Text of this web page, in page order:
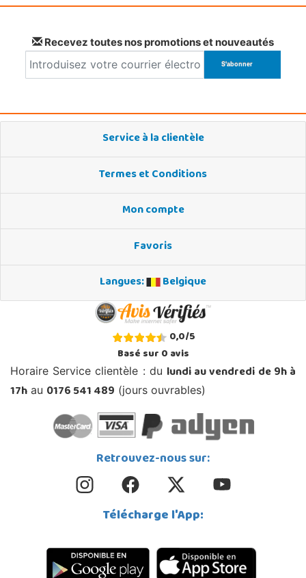
Recevez toutes nos promotions et nouveautés
Service à la clientèle
Termes et Conditions
Mon compte
Favoris
Langues:
Belgique
0,0/5
Basé sur0avis
Horaire Service clientèle : du lundi au vendredi de 9h à
17h au 0176 541 489 (jours ouvrables)
Retrouvez-nous sur:
Télécharge l'App: